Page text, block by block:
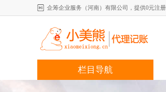
企筹企业服务（河南）有限公司，提供0元注
栏目导航